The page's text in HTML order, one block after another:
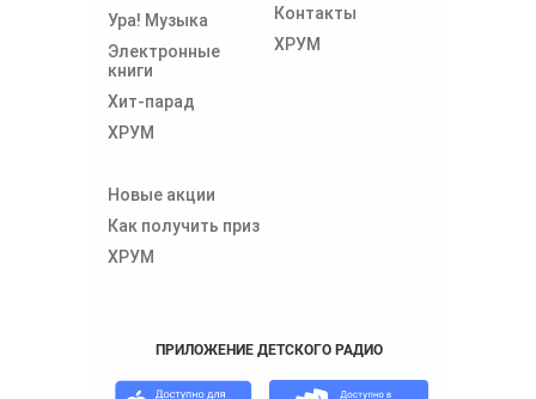
Ура! Музыка
Электронные
книги
Хит-парад
ХРУМ
Контакты
ХРУМ
Новые акции
Как получить приз
ХРУМ
ПРИЛОЖЕНИЕ ДЕТСКОГО РАДИО